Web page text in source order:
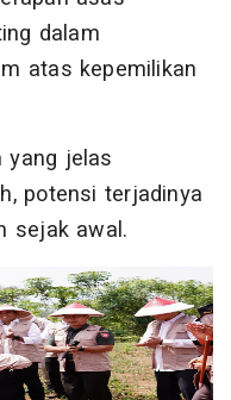
dalam
atas kepemilikan
yang jelas
potensi terjadinya
sejak awal.